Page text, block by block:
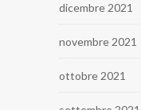
dicembre 2021
novembre 2021
ottobre 2021